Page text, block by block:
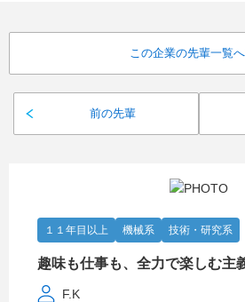
前の先輩
この企業の先輩一覧
１１年目以上 機械系 技術・研究系
趣味も仕事も、全力で楽しむ主
F.K